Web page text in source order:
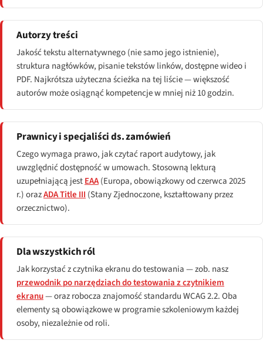
Autorzy treści
Jakość tekstu alternatywnego (nie samo jego istnienie),
struktura nagłówków, pisanie tekstów linków, dostępne wideo i
PDF. Najkrótsza użyteczna ścieżka na tej liście — większość
autorów może osiągnąć kompetencje w mniej niż 10 godzin.
Prawnicy i specjaliści ds. zamówień
Czego wymaga prawo, jak czytać raport audytowy, jak
uwzględnić dostępność w umowach. Stosowną lekturą
uzupełniającą jestEAA(Europa, obowiązkowy od czerwca 2025
r.) orazADA Title III (Stany Zjednoczone, kształtowany przez
orzecznictwo).
Dla wszystkich ról
Jak korzystać z czytnika ekranu do testowania — zob. nasz
przewodnik po narzędziach do testowania z czytnikiem
ekranu— oraz robocza znajomość standardu WCAG 2.2. Oba
elementy są obowiązkowe w programie szkoleniowym każdej
osoby, niezależnie od roli.